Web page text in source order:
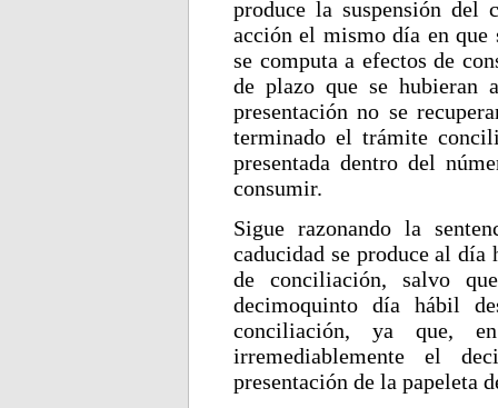
produce la suspensión del
acción el mismo día en que
se computa a efectos de
de plazo que se hubieran
presentación no se
terminado el trámite
presentada dentro del
consumir.
Sigue razonando la
caducidad se produce al
de conciliación, salvo
decimoquinto día hábil
conciliación, ya que,
irremediablemente el
presentación de la papeleta